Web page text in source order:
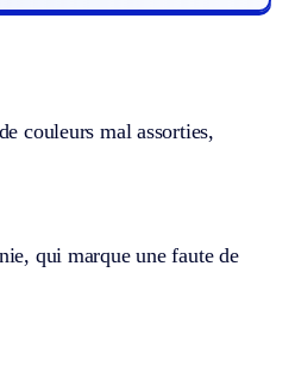
couleurs mal assorties,
qui marque une faute de